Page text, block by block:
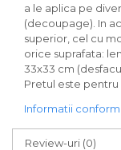
a le aplica pe
(decoupage). In
superior, cel cu
orice suprafata:
33x33 cm
Pretul este pentru
Informatii
Review-uri (0)